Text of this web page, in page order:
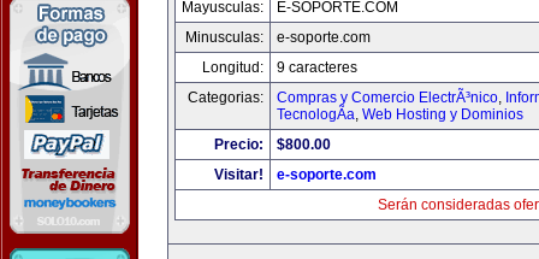
Mayusculas:
E-SOPORTE.COM
Minusculas:
e-soporte.com
Longitud:
9 caracteres
Categorias:
Compras y Comercio ElectrÃ³nico,
TecnologÃ­a, Web Hosting y Dominios
Precio:
$800.00
Visitar!
e-soporte.com
Serán consideradas